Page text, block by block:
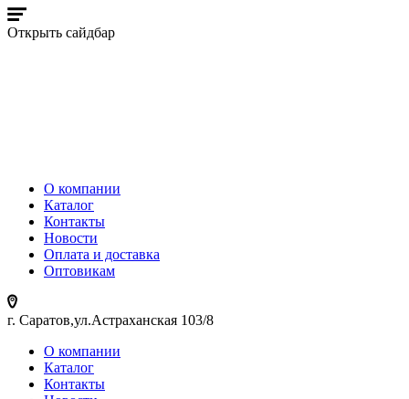
Открыть сайдбар
О компании
Каталог
Контакты
Новости
Оплата и доставка
Оптовикам
г. Саратов,ул.Астраханская 103/8
О компании
Каталог
Контакты